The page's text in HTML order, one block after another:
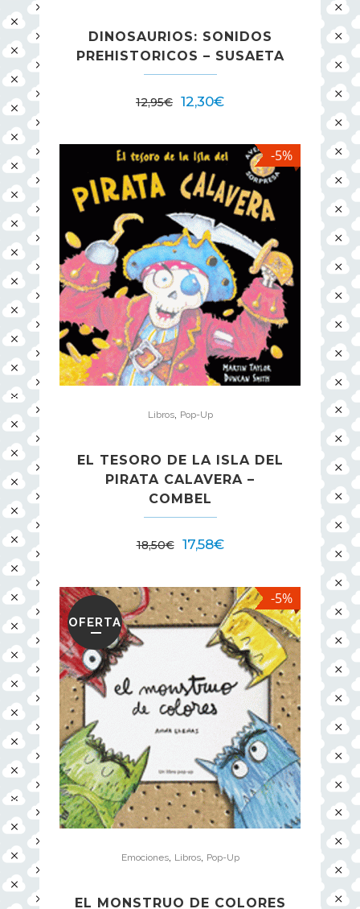
DINOSAURIOS: SONIDOS
PREHISTORICOS – SUSAETA
12,95€ 12,30€
-5%
Libros, Pop-Up
EL TESORO DE LA ISLA DEL
PIRATA CALAVERA –
COMBEL
18,50€ 17,58€
OFERTA
-5%
Emociones, Libros, Pop-Up
EL MONSTRUO DE COLORES